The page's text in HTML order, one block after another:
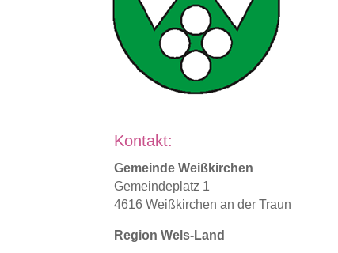
Kontakt:
Gemeinde Weißkirchen
Gemeindeplatz 1
4616 Weißkirchen an der Traun
Region Wels-Land